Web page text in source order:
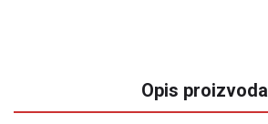
Opis proizvoda